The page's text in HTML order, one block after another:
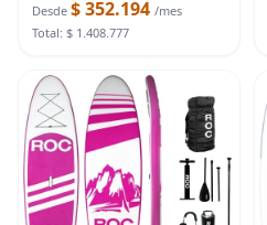
Design, Non-Slip Comfort
Deck for Youth & Adults
Desde $ 352.194 /mes
Total: $ 1.408.777